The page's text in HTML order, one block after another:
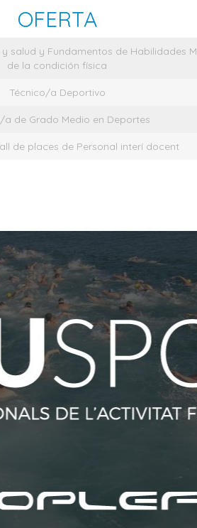
OFERTA
salud y Fundamentos de Habilidades
de la condición física
Técnico/a Deportivo
a de Grado Medio en Deportes
de places de Personal interí docent